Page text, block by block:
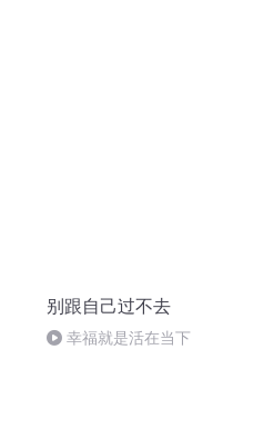
别跟自己过不去
幸福就是活在当下